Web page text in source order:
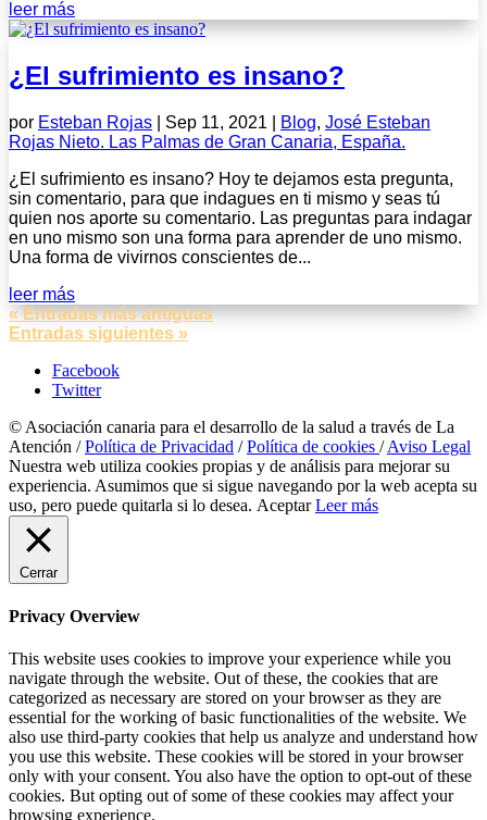
leer más
¿El sufrimiento es insano?
por Esteban Rojas Sep 11, 2021 Blog, José Esteban
Rojas Nieto. Las Palmas de Gran Canaria, España.
¿El sufrimiento es insano? Hoy te dejamos esta pregunta,
sin comentario, para que indagues en ti mismo y seas tú
quien nos aporte su comentario. Las preguntas para indagar
en uno mismo son una forma para aprender de uno mismo.
Una forma de vivirnos conscientes de...
leer más
« Entradas más antiguas
Entradas siguientes »
Facebook
Twitter
© Asociación canaria para el desarrollo de la salud a través de La
Atención /Política de Privacidad /Política de cookies /Aviso Legal
Nuestra web utiliza cookies propias y de análisis para mejorar su
experiencia. Asumimos que si sigue navegando por la web acepta su
uso, pero puede quitarla si lo desea. Aceptar Leer más
Cerrar
Privacy Overview
This website uses cookies to improve your experience while you
navigate through the website. Out of these, the cookies that are
categorized as necessary are stored on your browser as they are
essential for the working of basic functionalities of the website. We
also use third-party cookies that help us analyze and understand how
you use this website. These cookies will be stored in your browser
only with your consent. You also have the option to opt-out of these
cookies. But opting out of some of these cookies may affect your
browsing experience.